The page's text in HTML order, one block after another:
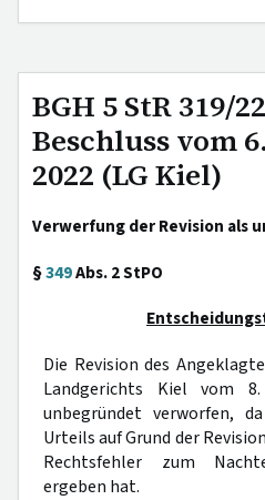
BGH 5 StR 319/
Beschluss vom
2022 (LG Kiel)
Verwerfung der Revision als
§349Abs. 2 StPO
Die Revision des
Landgerichts Kiel vom
unbegründet verworfen,
Urteils auf Grund der
Rechtsfehler zum
ergeben hat.